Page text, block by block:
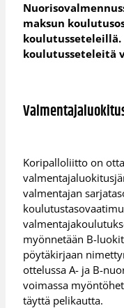
maksun
koulutusseteleitä
Koripalloliitto on
valmentajan
myönnetään B-
pöytäkirjaan
ottelussa A- ja B-
voimassa
täyttä pelikautta.